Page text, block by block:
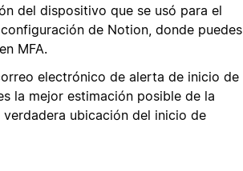
del dispositivo que se usó para el
de Notion, donde puedes
MFA.
electrónico de alerta de inicio de
la mejor estimación posible de la
ubicación del inicio de